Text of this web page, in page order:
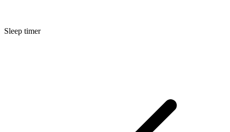
Sleep timer